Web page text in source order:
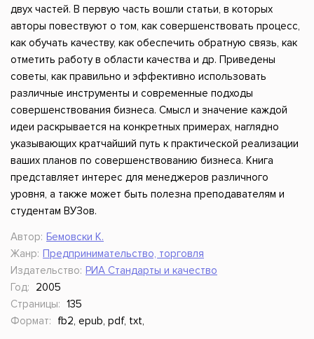
двух частей. В первую часть вошли статьи, в которых
авторы повествуют о том, как совершенствовать процесс,
как обучать качеству, как обеспечить обратную связь, как
отметить работу в области качества и др. Приведены
советы, как правильно и эффективно использовать
различные инструменты и современные подходы
совершенствования бизнеса. Смысл и значение каждой
идеи раскрывается на конкретных примерах, наглядно
указывающих кратчайший путь к практической реализации
ваших планов по совершенствованию бизнеса. Книга
представляет интерес для менеджеров различного
уровня, а также может быть полезна преподавателям и
студентам ВУЗов.
Автор: Бемовски К.
Жанр: Предпринимательство, торговля
Издательство: РИА Стандарты и качество
Год:
2005
Страницы: 135
Формат:
fb2, epub, pdf, txt,